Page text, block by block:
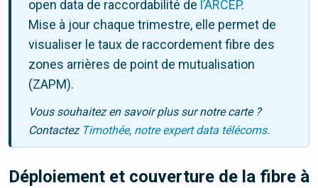
open data de raccordabilité de l’ARCEP.
Mise à jour chaque trimestre, elle permet de
visualiser le taux de raccordement fibre des
zones arrières de point de mutualisation
(ZAPM).
Vous souhaitez en savoir plus sur notre carte ?
Contactez Timothée, notre expert data télécoms.
Déploiement et couverture de la fibre à